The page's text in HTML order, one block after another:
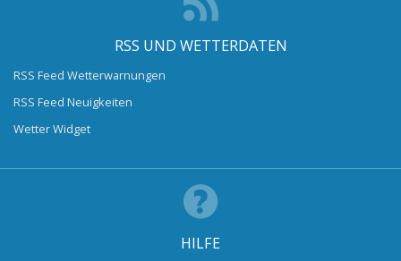
RSS UND WETTERDATEN
RSS Feed Wetterwarnungen
RSS Feed Neuigkeiten
Wetter Widget
HILFE